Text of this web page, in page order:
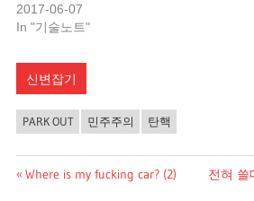
2017-06-07
In "기술노트"
신변잡기
PARK OUT 민주주의 탄핵
Post
Previous
Where is my fucking car? (2)
Next
전혀 쓸